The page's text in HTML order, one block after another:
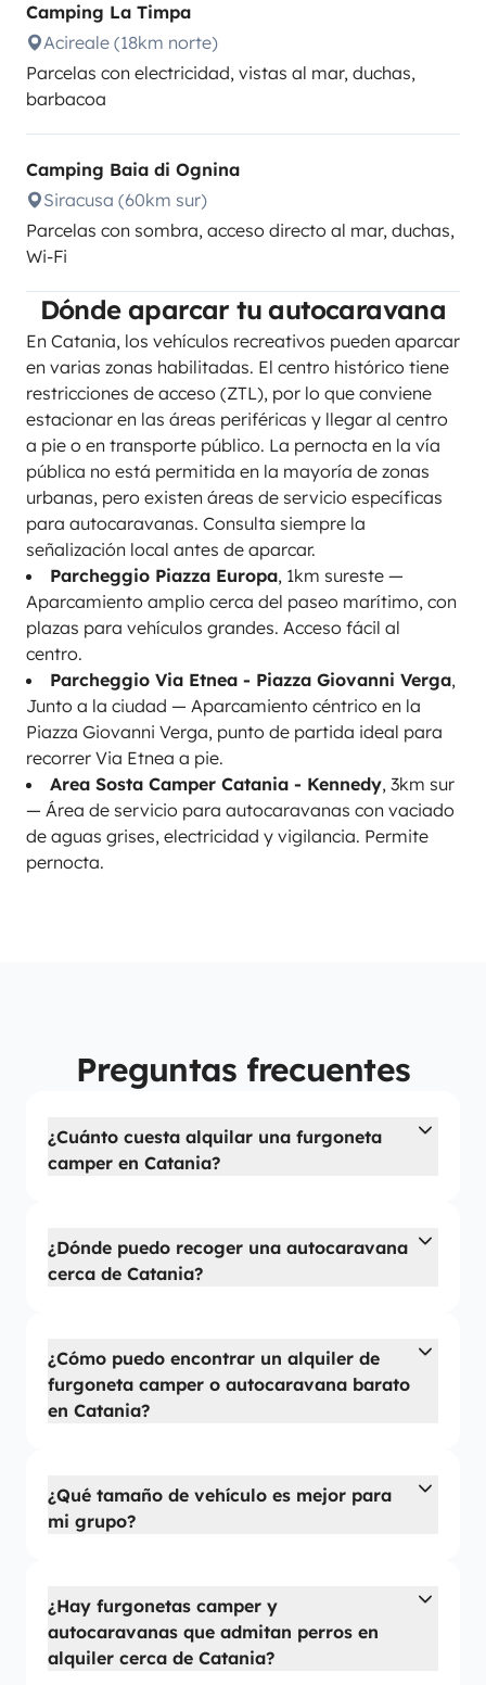
Camping La Timpa
Acireale (18km norte)
Parcelas con electricidad, vistas al mar, duchas,
barbacoa
Camping Baia di Ognina
Siracusa (60km sur)
Parcelas con sombra, acceso directo al mar, duchas,
Wi-Fi
Dónde aparcar tu autocaravana
En Catania, los vehículos recreativos pueden aparcar
en varias zonas habilitadas. El centro histórico tiene
restricciones de acceso (ZTL), por lo que conviene
estacionar en las áreas periféricas y llegar al centro
a pie o en transporte público. La pernocta en la vía
pública no está permitida en la mayoría de zonas
urbanas, pero existen áreas de servicio específicas
para autocaravanas. Consulta siempre la
señalización local antes de aparcar.
Parcheggio Piazza Europa, 1km sureste —
Aparcamiento amplio cerca del paseo marítimo, con
plazas para vehículos grandes. Acceso fácil al
centro.
Parcheggio Via Etnea - Piazza Giovanni Verga,
Junto a la ciudad — Aparcamiento céntrico en la
Piazza Giovanni Verga, punto de partida ideal para
recorrer Via Etnea a pie.
Area Sosta Camper Catania - Kennedy, 3km sur
— Área de servicio para autocaravanas con vaciado
de aguas grises, electricidad y vigilancia. Permite
pernocta.
Preguntas frecuentes
¿Cuánto cuesta alquilar una furgoneta
camper en Catania?
¿Dónde puedo recoger una autocaravana
cerca de Catania?
¿Cómo puedo encontrar un alquiler de
furgoneta camper o autocaravana barato
en Catania?
¿Qué tamaño de vehículo es mejor para
mi grupo?
¿Hay furgonetas camper y
autocaravanas que admitan perros en
alquiler cerca de Catania?